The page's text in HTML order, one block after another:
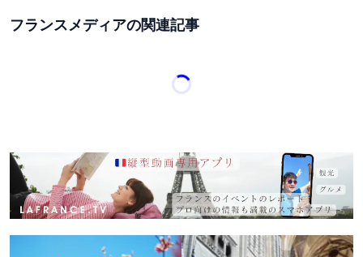
フランスメディアの関連記事